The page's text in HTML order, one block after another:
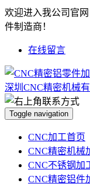
欢迎进入我公司官
件制造商！
在线留言
Toggle navigation
CNC加工首页
CNC精密机械
CNC不锈钢加
CNC精密铝件